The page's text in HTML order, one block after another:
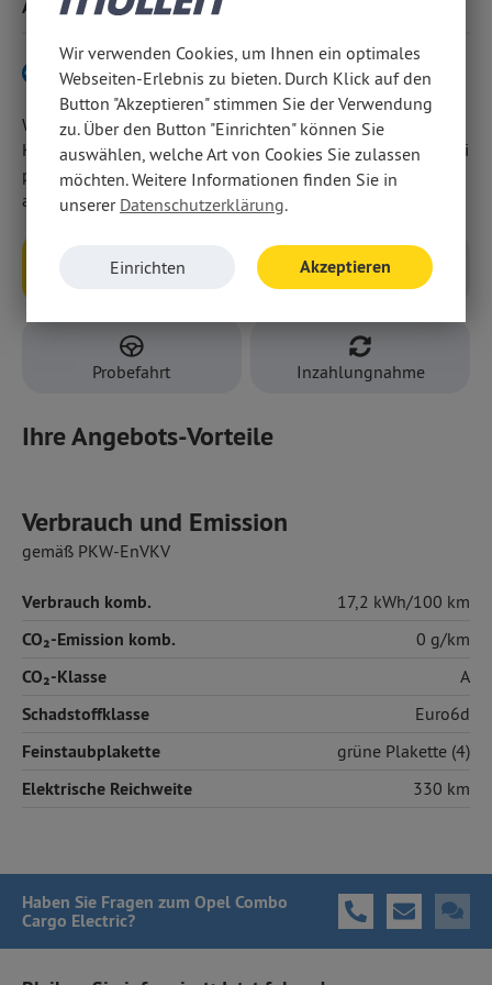
Ausstattung
Verbrenner-Variante hier klicken
Wir weisen darauf hin, dass wir den Abschluss eines
Kaufvertrages zu diesem Angebot ausschließlich vor Ort bei
persönlicher Anwesenheit in unseren Geschäftsräumen
anbieten.
Rückruf
Probefahrt Inzahlungnahme
Ihre Angebots-Vorteile
Verbrauch und Emission
gemäß PKW-EnVKV
Verbrauch komb. 17,2 kWh/100 km
CO₂-Emission komb. 0 g/km
CO₂-Klasse A
Schadstoffklasse Euro6d
Feinstaubplakette grüne Plakette (4)
Elektrische Reichweite 330 km
Haben Sie Fragen zum Opel Combo
Cargo Electric?
Wir verwenden Cookies, um Ihnen ein optimales
Webseiten-Erlebnis zu bieten. Durch Klick auf den
Button "Akzeptieren" stimmen Sie der Verwendung
zu. Über den Button "Einrichten" können Sie
auswählen, welche Art von Cookies Sie zulassen
möchten. Weitere Informationen finden Sie in
unserer Datenschutzerklärung.
Einrichten Akzeptieren